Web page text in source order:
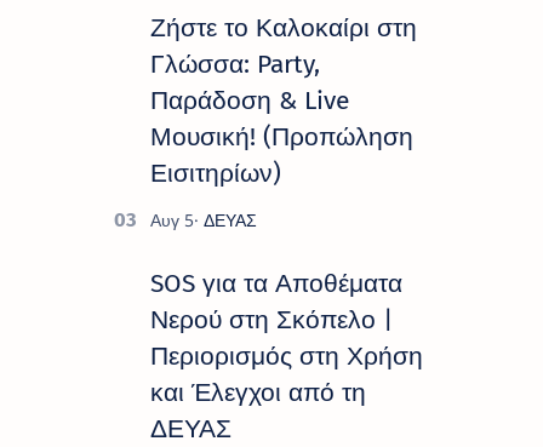
πλούσιο και πολυσυλλεκτικό
πρόγραμμα εκδ…
Ζήστε το Καλοκαίρι στη
Γλώσσα: Party,
Παράδοση & Live
Μουσική! (Προπώληση
Εισιτηρίων)
SOS για τα Αποθέματα
Νερού στη Σκόπελο |
Περιορισμός στη Χρήση
και Έλεγχοι από τη
ΔΕΥΑΣ